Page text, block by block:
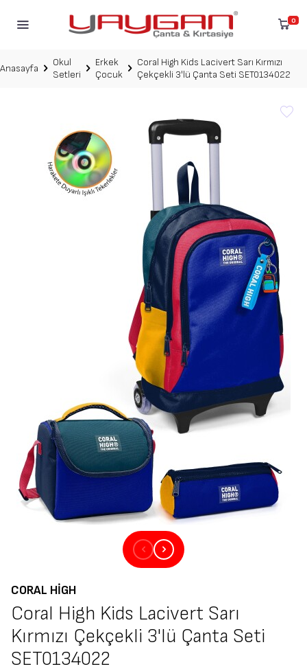
0
Anasayfa
Okul
Setleri
Erkek
Çocuk
Coral High Kids Lacivert Sarı Kırmızı
Çekçekli 3'lü Çanta Seti SET0134022
CORAL HIGH
Coral High Kids Lacivert Sarı
Kırmızı Çekçekli 3'lü Çanta Seti
SET0134022